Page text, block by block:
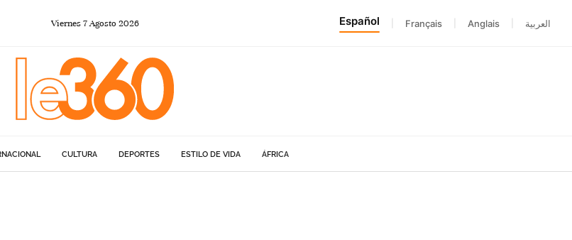
Viernes7Agosto 2026 Español Français Anglais العربية
CULTURA DEPORTES ESTILO DE VIDA ÁFRICA